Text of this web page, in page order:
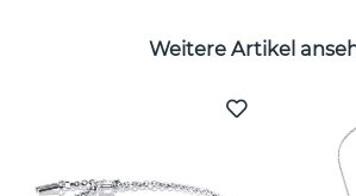
Weitere Artikel